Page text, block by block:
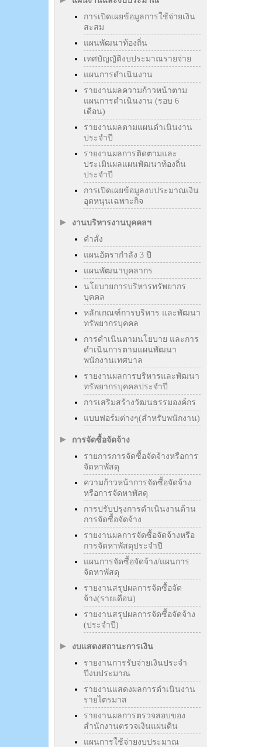
การเปิดเผยข้อมูลการใช้จ่ายเงิน
สะสม
แผนพัฒนาท้องถิ่น
เทศบัญญัติงบประมาณรายจ่าย
แผนการดำเนินงาน
รายงานผลความก้าวหน้าตาม
แผนการดำเนินงาน (รอบ 6
เดือน)
รายงานผลตามแผนดำเนินงาน
ประจำปี
รายงานผลการติดตามและ
ประเมินผลแผนพัฒนาท้องถิ่น
ประจำปี
การเปิดเผยข้อมูลงบประมาณเงิน
อุดหนุนเฉพาะกิจ
งานบริหารงานบุคคลฯ
คำสั่ง
แผนอัตรากำลัง 3 ปี
แผนพัฒนาบุคลากร
นโยบายการบริหารทรัพยากร
บุคคล
หลักเกณฑ์การบริหาร และพัฒนา
ทรัพยากรบุคคล
การดำเนินตามนโยบาย และการ
ดำเนินการตามแผนพัฒนา
พนักงานเทศบาล
รายงานผลการบริหารและพัฒนา
ทรัพยากรบุคคลประจำปี
การเสริมสร้างวัฒนธรรมองค์กร
แบบฟอร์มต่างๆ(สำหรับพนักงาน)
การจัดซื้อจัดจ้าง
รายการการจัดซื้อจัดจ้างหรือการ
จัดหาพัสดุ
ความก้าวหน้าการจัดซื้อจัดจ้าง
หรือการจัดหาพัสดุ
การปรับปรุงการดำเนินงานด้าน
การจัดซื้อจัดจ้าง
รายงานผลการจัดซื้อจัดจ้างหรือ
การจัดหาพัสดุประจำปี
แผนการจัดซื้อจัดจ้าง/แผนการ
จัดหาพัสดุ
รายงานสรุปผลการจัดซื้อจัด
จ้าง(รายเดือน)
รายงานสรุปผลการจัดซื้อจัดจ้าง
(ประจำปี)
งบแสดงสถานะการเงิน
รายงานการรับจ่ายเงินประจำ
ปีงบประมาณ
รายงานแสดงผลการดำเนินงาน
รายไตรมาส
รายงานผลการตรวจสอบของ
สำนักงานตรวจเงินแผ่นดิน
แผนการใช้จ่ายงบประมาณ